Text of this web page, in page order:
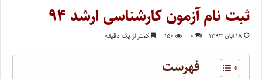
ثبت نام آزمون کارشناسی ارشد ۹۴
۱۸ آبان ۱۳۹۳ ۰ ۱۵۰ کمتر از یک دقیقه
فهرست